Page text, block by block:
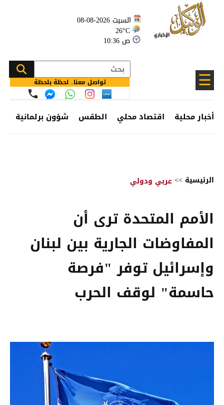
السبت 2026-08-08
26°C
10:36 ص
☰ تواصل معنا.. لحظة بلحظة
أخبار محلية اقتصاد محلي الطقس شؤون برلمانية
الرئيسية >>عربي ودولي
الأمم المتحدة ترى أن
المفاوضات الجارية بين لبنان
وإسرائيل توفر "فرصة
حاسمة" لوقف الحرب